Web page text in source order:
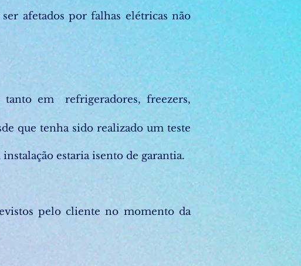
afetados por falhas elétricas não
tanto em refrigeradores, freezers,
que tenha sido realizado um teste
estaria isento de garantia.
pelo cliente no momento da